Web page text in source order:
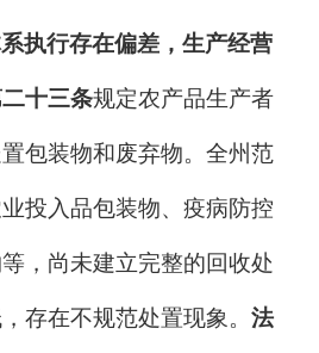
系执行存在偏差，生产经营
十三条规定农产品生产者
包装物和废弃物。全州范
投入品包装物、疫病防控
，尚未建立完整的回收处
存在不规范处置现象。 法